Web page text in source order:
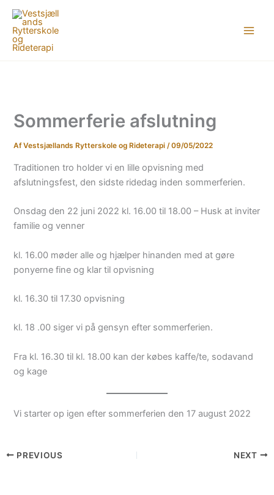
indholdet
Sommerferie afslutning
AfVestsjællands Rytterskole og Rideterapi/09/05/2022
Traditionen tro holder vi en lille opvisning med
afslutningsfest, den sidste ridedag inden sommerferien.
Onsdag den 22 juni 2022 kl. 16.00 til 18.00 – Husk at inviter
familie og venner
kl. 16.00 møder alle og hjælper hinanden med at gøre
ponyerne fine og klar til opvisning
kl. 16.30 til 17.30 opvisning
kl. 18 .00 siger vi på gensyn efter sommerferien.
Fra kl. 16.30 til kl. 18.00 kan der købes kaffe/te, sodavand
og kage
Vi starter op igen efter sommerferien den 17 august 2022
PREVIOUS NEXT